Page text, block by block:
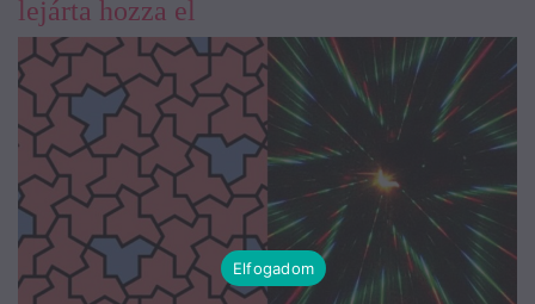
lejárta hozza el
Elfogadom